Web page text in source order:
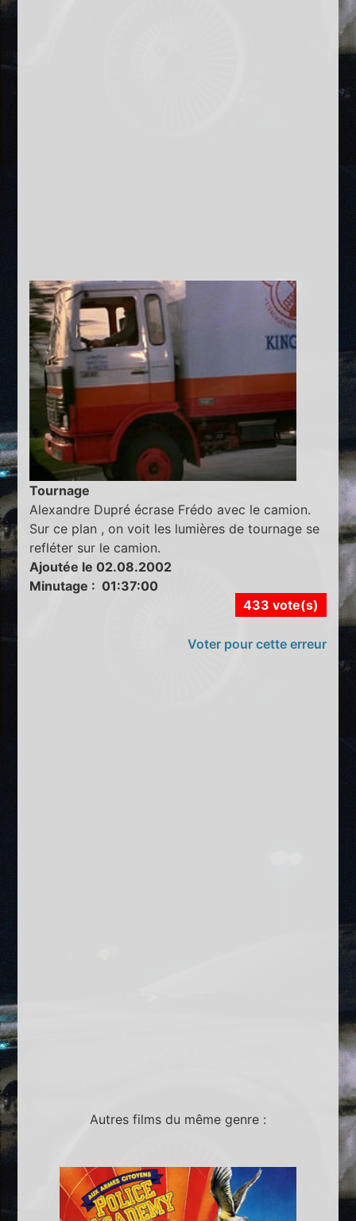
Tournage
Alexandre Dupré écrase Frédo avec le camion.
Sur ce plan , on voit les lumières de tournage se
refléter sur le camion.
Ajoutée le 02.08.2002
Minutage : 01:37:00
433 vote(s)
Voter pour cette erreur
Autres films du même genre :